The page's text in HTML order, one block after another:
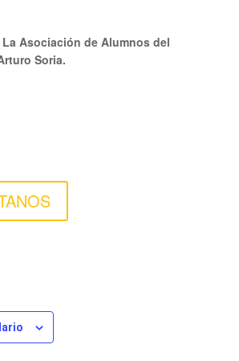
Asociación de Alumnos del
Soria.